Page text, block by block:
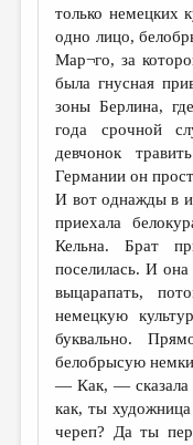
ОБЪЯВЛЕНИЯ
КОЛОНКА РЕДАКТОРА
РЕДКОЛЛЕГИЯ
ОТ РЕДАКЦИИ
МАЛАЯ ПРОЗА
ЭССЕИСТИКА
КУЛЬТУРОВЕДЕНИЕ
ПУБЛИЦИСТИКА
РЕЦЕНЗИРОВАНИЕ
ЦИКЛЫ
только немецких
одно лицо,
Мар¬го, за
была гнусная
зоны Берлина,
года срочной
девчонок
Германии он
И вот однажды в
приехала
Кельна. Брат
поселилась. И она
выцарапать,
немецкую
буквально.
белобрысую
— Как, — сказала
как, ты
череп? Да ты